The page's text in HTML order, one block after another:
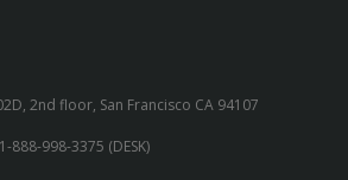
2nd floor, San Francisco CA 94107
1-888-998-3375 (DESK)